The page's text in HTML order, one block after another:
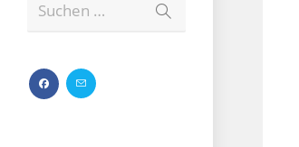
Suchen …